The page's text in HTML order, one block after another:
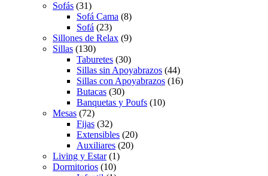
Sofás (31)
Sofá Cama (8)
Sofá (23)
Sillones de Relax (9)
Sillas (130)
Taburetes (30)
Sillas sin Apoyabrazos (44)
Sillas con Apoyabrazos (16)
Butacas (30)
Banquetas y Poufs (10)
Mesas (72)
Fijas (32)
Extensibles (20)
Auxiliares (20)
Living y Estar(1)
Dormitorios (10)